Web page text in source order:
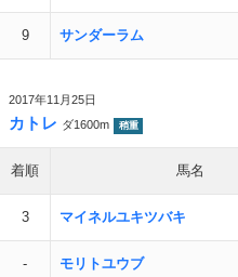
9 サンダーラム
2017年11月25日
カトレ ダ1600m 稍重
着順 馬名
3 マイネルユキツバキ
- モリトユウブ